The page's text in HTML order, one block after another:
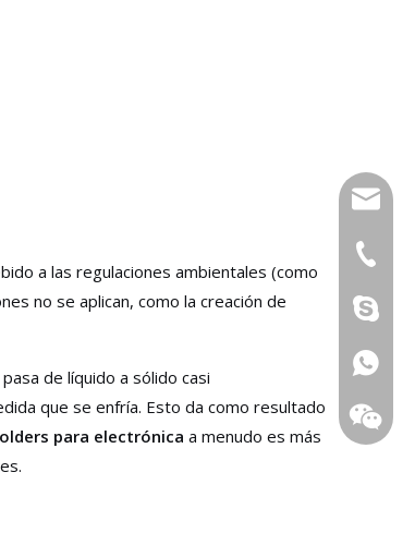
a las regulaciones ambientales (como
no se aplican, como la creación de
de líquido a sólido casi
que se enfría. Esto da como resultado
para electrónica a menudo es más